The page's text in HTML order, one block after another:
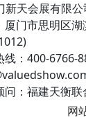
新天会展有限公
厦门市思明区
线：400-
问：福建天衡
网